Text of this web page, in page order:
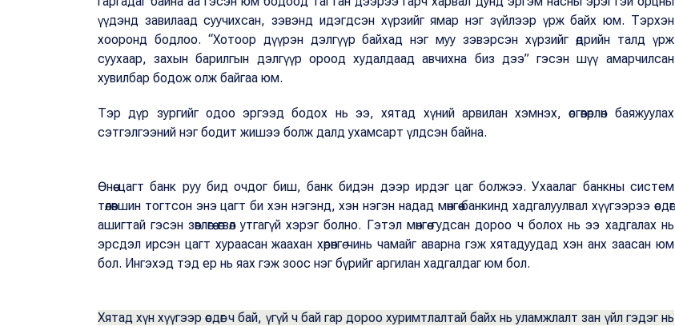
үүдэнд завилаад суучихсан, зэвэнд идэгдсэн хүрзийг ямар нэг зүйлээр үрж байх юм. Тэрхэн
хооронд бодлоо. “Хотоор дүүрэн дэлгүүр байхад нэг муу зэвэрсэн хүрзийг өдрийн талд үрж
суухаар, захын барилгын дэлгүүр ороод худалдаад авчихна биз дээ” гэсэн шүү амарчилсан
хувилбар бодож олж байгаа юм.
Тэр дүр зургийг одоо эргээд бодох нь ээ, хятад хүний арвилан хэмнэх, өсгөвөрлөн баяжуулах
сэтгэлгээний нэг бодит жишээ болж далд ухамсарт үлдсэн байна.
Өнөө цагт банк руу бид очдог биш, банк бидэн дээр ирдэг цаг болжээ. Ухаалаг банкны систем
төлөвшин тогтсон энэ цагт би хэн нэгэнд, хэн нэгэн надад мөнгөө банкинд хадгалуулвал хүүгээрээ өсдөг
ашигтай гэсэн зөвлөгөө өгвөл утгагүй хэрэг болно. Гэтэл мөнгөө гудсан дороо ч болох нь ээ хадгалах нь
эрсдэл ирсэн цагт хураасан жаахан хөрөнгө чинь чамайг аварна гэж хятадуудад хэн анх заасан юм
бол. Ингэхэд тэд ер нь яах гэж зоос нэг бүрийг аргилан хадгалдаг юм бол.
Хятад хүн хүүгээр өсдөг ч бай, үгүй ч бай гар дороо хуримтлалтай байх нь уламжлалт зан үйл гэдэг нь